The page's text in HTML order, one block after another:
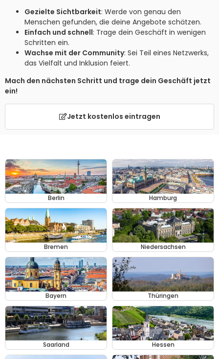
Gezielte Sichtbarkeit: Werde von genau den
Menschen gefunden, die deine Angebote schätzen.
Einfach und schnell: Trage dein Geschäft in wenigen
Schritten ein.
Wachse mit der Community: Sei Teil eines Netzwerks,
das Vielfalt und Inklusion feiert.
Mach den nächsten Schritt und trage dein Geschäft jetzt
ein!
Jetzt kostenlos eintragen
Berlin Hamburg
Bremen Niedersachsen
Bayern Thüringen
Saarland Hessen